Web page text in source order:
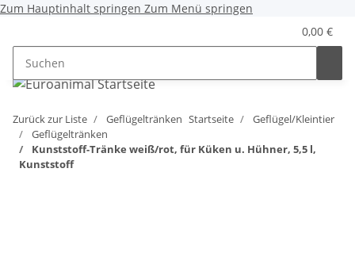
Zum Hauptinhalt springen Zum Menü springen
0,00 €
Zurück zur Liste Geflügeltränken Startseite
Geflügel/Kleintier
Geflügeltränken
Kunststoff-Tränke weiß/rot, für Küken u. Hühner, 5,5 l,
Kunststoff